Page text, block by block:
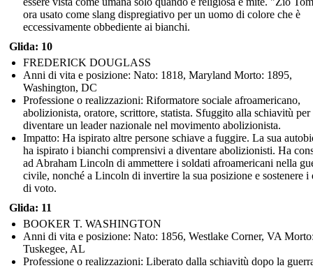
ora usato come slang dispregiativo per un uomo di colore che è
eccessivamente obbediente ai bianchi.
Glida: 10
FREDERICK DOUGLASS
Anni di vita e posizione: Nato: 1818, Maryland Morto: 1895,
Washington, DC
Professione o realizzazioni: Riformatore sociale afroamericano,
abolizionista, oratore, scrittore, statista. Sfuggito alla schiavitù per
diventare un leader nazionale nel movimento abolizionista.
Impatto: Ha ispirato altre persone schiave a fuggire. La sua
ha ispirato i bianchi comprensivi a diventare abolizionisti. Ha
ad Abraham Lincoln di ammettere i soldati afroamericani nella
civile, nonché a Lincoln di invertire la sua posizione e sostenere i
di voto.
Glida: 11
BOOKER T. WASHINGTON
Anni di vita e posizione: Nato: 1856, Westlake Corner, VA
Tuskegee, AL
Professione o realizzazioni: Liberato dalla schiavitù dopo la